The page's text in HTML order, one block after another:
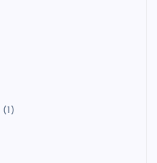
(1)